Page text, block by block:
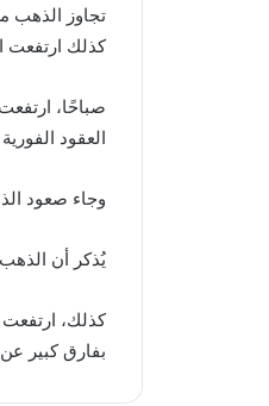
كذلك ارتفعت
العقود الفورية بنسبة 0.36% إلى
وجاء صعود
يُذكر أن الذهب حقق ارتفاعًا قويًا في
بفارق كبير